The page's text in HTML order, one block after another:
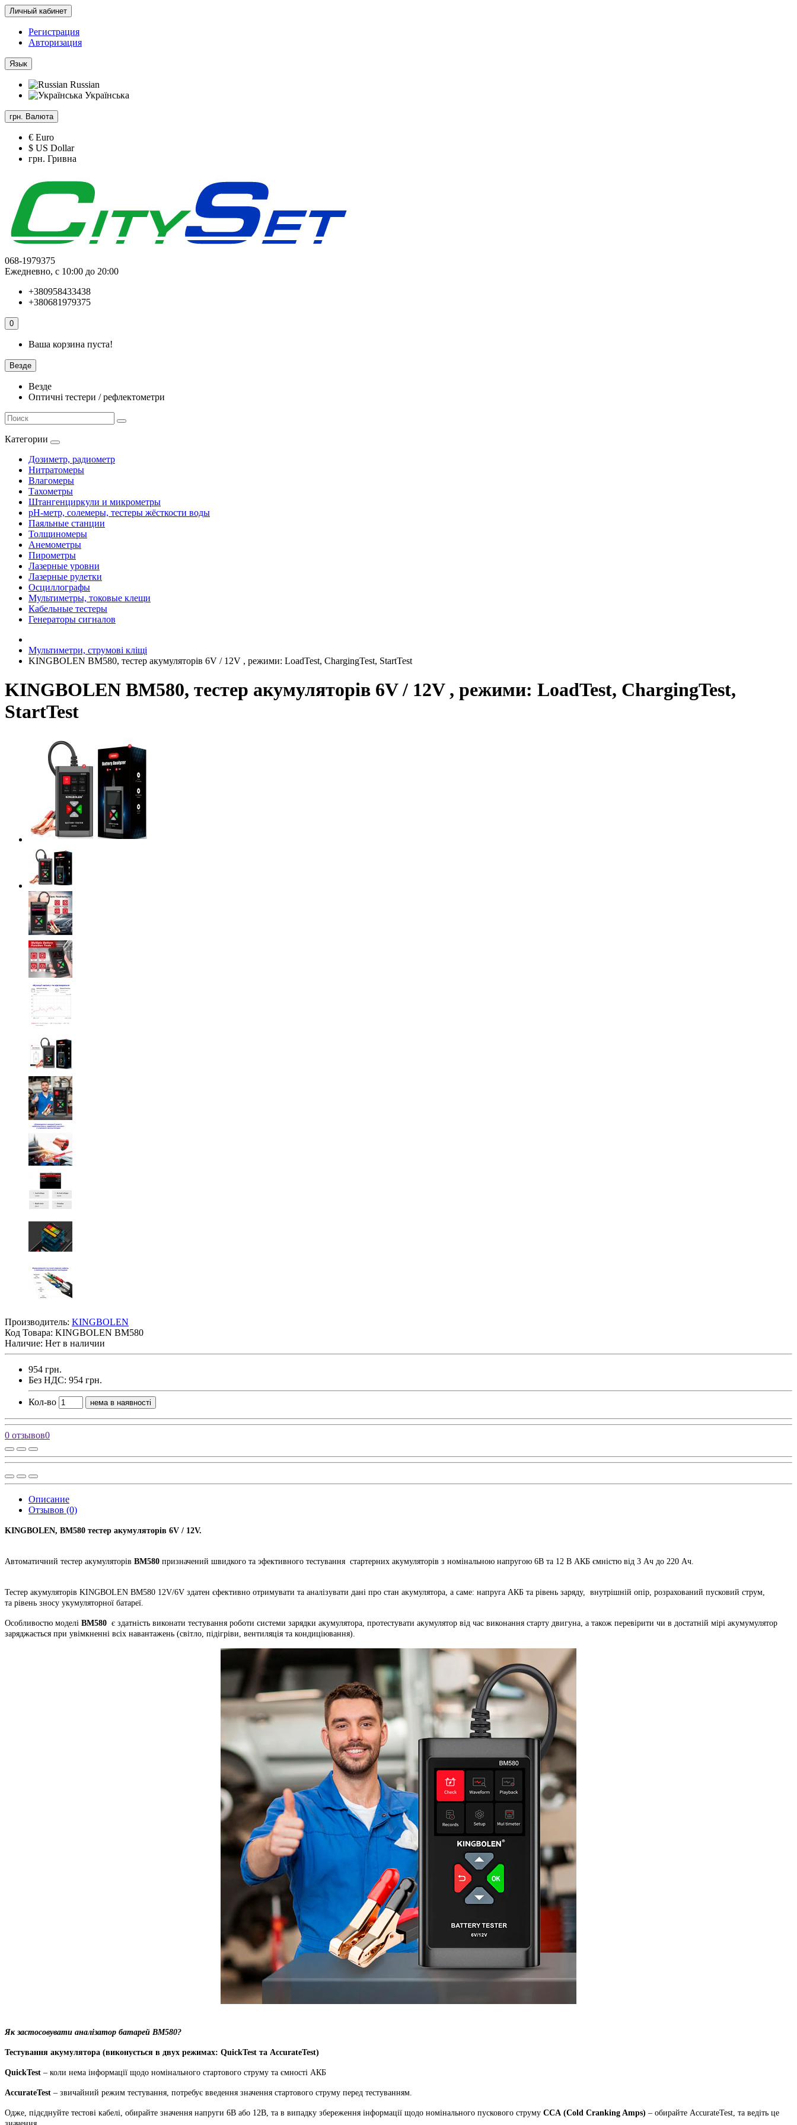
Личный кабинет
Регистрация
Авторизация
Язык
Russian
Українська
грн. Валюта
€ Euro
$ US Dollar
грн. Гривна
068-1979375
Ежедневно, с 10:00 до 20:00
+380958433438
+380681979375
0
Ваша корзина пуста!
Везде
Везде
Оптичні тестери / рефлектометри
Категории
Дозиметр, радиометр
Нитратомеры
Влагомеры
Тахометры
Штангенциркули и микрометры
pH-метр, солемеры, тестеры жёсткости воды
Паяльные станции
Толщиномеры
Анемометры
Пирометры
Лазерные уровни
Лазерные рулетки
Осциллографы
Мультиметры, токовые клещи
Кабельные тестеры
Генераторы сигналов
Мультиметри, струмові кліщі
KINGBOLEN BM580, тестер акумуляторів 6V / 12V , режими: LoadTest, ChargingTest, StartTest
KINGBOLEN BM580, тестер акумуляторів 6V / 12V , режими: LoadTest, ChargingTest,
StartTest
Производитель: KINGBOLEN
Код Товара: KINGBOLEN BM580
Наличие: Нет в наличии
954 грн.
Без НДС: 954 грн.
Кол-во нема в наявності
0 отзывов0
Описание
Отзывов (0)
KINGBOLEN, BM580 тестер акумуляторів 6V / 12V.
Автоматичний тестер акумуляторів BM580 призначений швидкого та эфективного тестування стартерних акумуляторів з номінальною напругою 6В та 12 В АКБ ємністю від 3 Ач до 220 Ач.
Тестер акумуляторів KINGBOLEN BM580 12V/6V здатен єфективно отримувати та аналізувати дані про стан акумулятора, а саме: напруга АКБ та рівень заряду, внутрішній опір, розрахований пусковий струм,
та рівень зносу укумуляторної батареї.
Особливостю моделі BM580 є здатність виконати тестування роботи системи зарядки акумулятора, протестувати акумулятор від час виконання старту двигуна, а також перевірити чи в достатній мірі акумумулятор
заряджається при увімкненні всіх навантажень (світло, підігріви, вентиляція та кондиціювання).
Як застосовувати аналізатор батарей BM580?
Тестування акумулятора (виконується в двух режимах: QuickTest та AccurateTest)
QuickTest – коли нема інформації щодо номінального стартового струму та ємності АКБ
AccurateTest – звичайний режим тестування, потребує введення значення стартового струму перед тестуванням.
Одже, підєднуйте тестові кабелі, обирайте значення напруги 6В або 12В, та в випадку збереження інформації щодо номінального пускового струму CCА (Cold Cranking Amps) – обирайте AccurateTest, та ведіть це